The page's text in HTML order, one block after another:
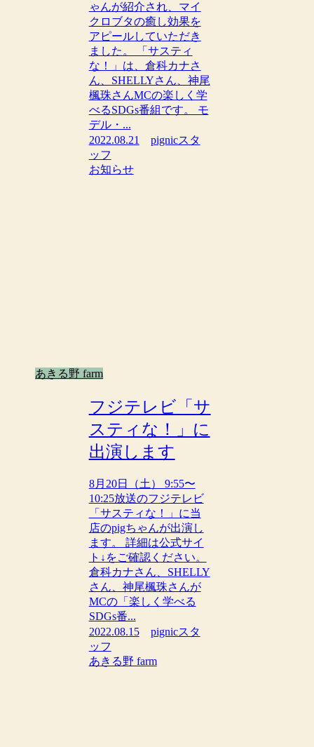
ゃんが紹介され、マイ
クロブタの癒し効果を
アピールしていただき
ました。 「サスティ
な！」は、倉科カナさ
ん、SHELLYさん、神尾
楓珠さんMCの楽しく学
べるSDGs番組です。 モ
デル・...
2022.08.21
pignicスタ
ッフ
お知らせ
あきる野 farm
フジテレビ「サ
スティな！」に
出演します
8月20日（土） 9:55〜
10:25放送のフジテレビ
「サスティな！」に当
店のpigちゃんが出演し
ます。 詳細は公式サイ
ト↓をご確認ください。
倉科カナさん、SHELLY
さん、神尾楓珠さんが
MCの「楽しく学べる
SDGs番...
2022.08.15
pignicスタ
ッフ
あきる野 farm